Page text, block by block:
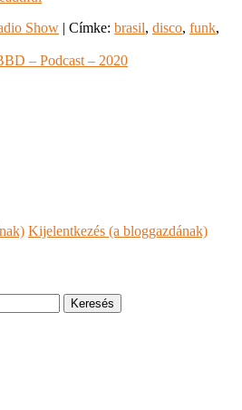
Show | Címke: brasil, disco, funk,
– Podcast – 2020
Kijelentkezés (a bloggazdának)